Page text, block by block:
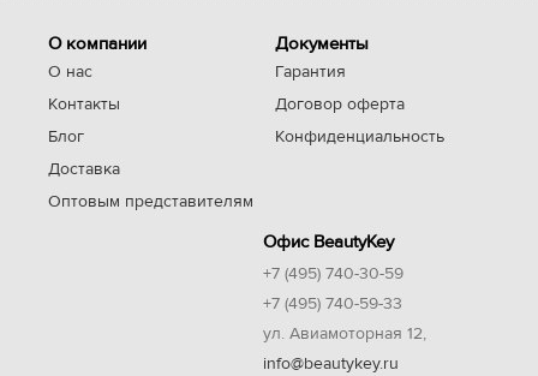
О компании
О нас
Контакты
Блог
Доставка
Оптовым представителям
Документы
Гарантия
Договор оферта
Конфиденциальность
Офис BeautyKey
+7 (495) 740-30-59
+7 (495) 740-59-33
ул. Авиамоторная 12,
info@beautykey.ru